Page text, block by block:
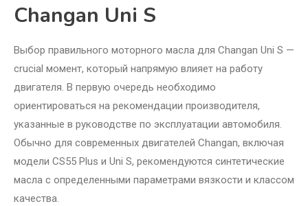
Changan Uni S
Выбор правильного моторного масла для Changan Uni S —
crucial момент, который напрямую влияет на работу
двигателя. В первую очередь необходимо
ориентироваться на рекомендации производителя,
указанные в руководстве по эксплуатации автомобиля.
Обычно для современных двигателей Changan, включая
модели CS55 Plus и Uni S, рекомендуются синтетические
масла с определенными параметрами вязкости и классом
качества.